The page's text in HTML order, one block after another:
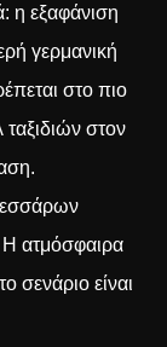
η εξαφάνιση
γερμανική
στο πιο
στον
Η ατμόσφαιρα
σενάριο είναι